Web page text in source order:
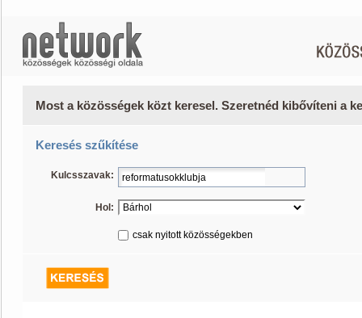
Most a közösségek közt keresel. Szeretnéd kibővíteni a
Keresés szűkítése
Kulcsszavak:
Hol:
csak nyitott közösségekben